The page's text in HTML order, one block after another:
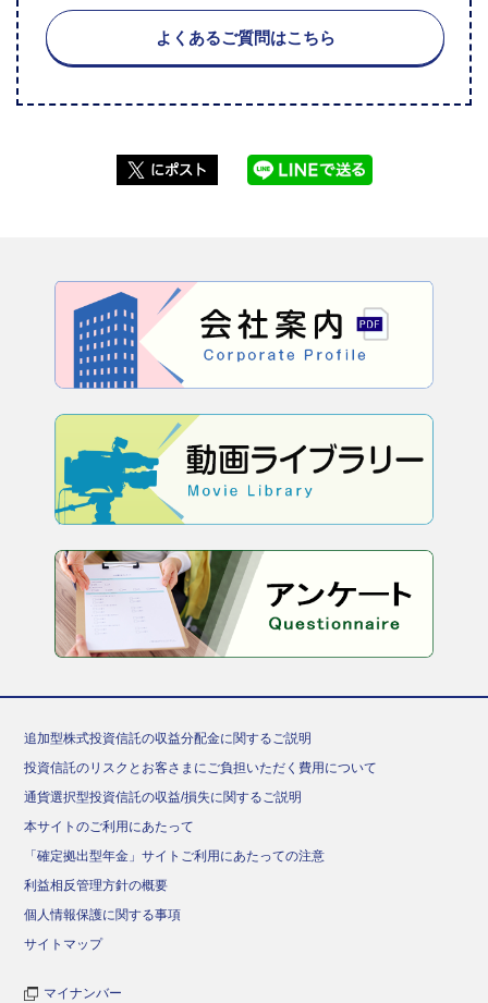
よくあるご質問はこちら
追加型株式投資信託の収益分配金に関するご説明
投資信託のリスクとお客さまにご負担いただく費用について
通貨選択型投資信託の収益/損失に関するご説明
本サイトのご利用にあたって
「確定拠出型年金」サイトご利用にあたっての注意
利益相反管理方針の概要
個人情報保護に関する事項
サイトマップ
マイナンバー